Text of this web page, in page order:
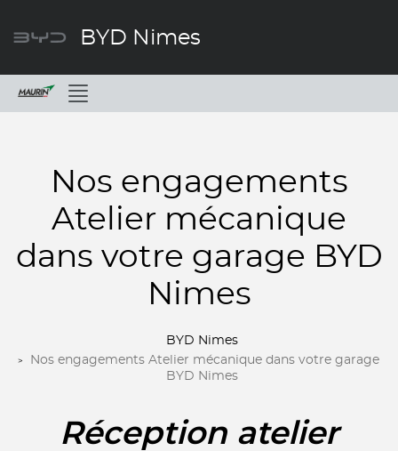
BYD Nimes
Menu
Nos engagements
Atelier mécanique
dans votre garage BYD
Nimes
BYD Nimes
Nos engagements Atelier mécanique dans votre garage
BYD Nimes
Réception atelier